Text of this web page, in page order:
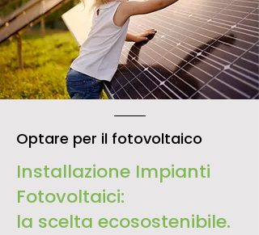
Optare per il fotovoltaico
Installazione Impianti
Fotovoltaici:
la scelta ecosostenibile.